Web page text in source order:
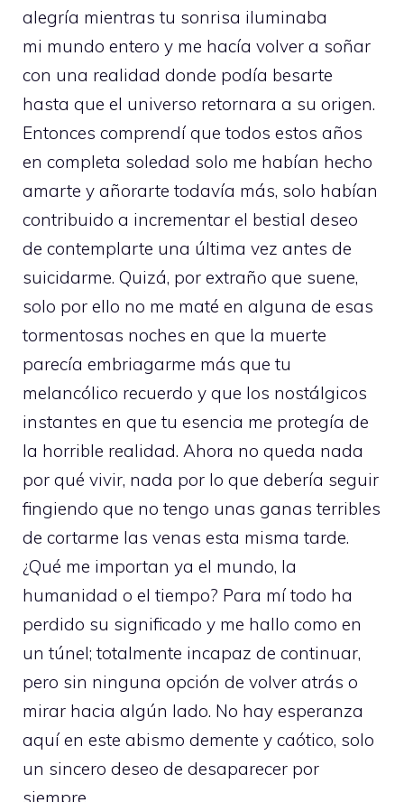
alegría mientras tu sonrisa iluminaba
mi mundo entero y me hacía volver a soñar
con una realidad donde podía besarte
hasta que el universo retornara a su origen.
Entonces comprendí que todos estos años
en completa soledad solo me habían hecho
amarte y añorarte todavía más, solo habían
contribuido a incrementar el bestial deseo
de contemplarte una última vez antes de
suicidarme. Quizá, por extraño que suene,
solo por ello no me maté en alguna de esas
tormentosas noches en que la muerte
parecía embriagarme más que tu
melancólico recuerdo y que los nostálgicos
instantes en que tu esencia me protegía de
la horrible realidad. Ahora no queda nada
por qué vivir, nada por lo que debería seguir
fingiendo que no tengo unas ganas terribles
de cortarme las venas esta misma tarde.
¿Qué me importan ya el mundo, la
humanidad o el tiempo? Para mí todo ha
perdido su significado y me hallo como en
un túnel; totalmente incapaz de continuar,
pero sin ninguna opción de volver atrás o
mirar hacia algún lado. No hay esperanza
aquí en este abismo demente y caótico, solo
un sincero deseo de desaparecer por
siempre.